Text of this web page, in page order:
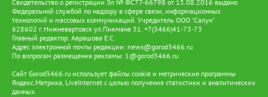
поддержки коренных народов — от образования и доступа к
услугам до развития традиционных промыслов и сохранения
культурного наследия. Именно такой подход позволяет
сочетать современные технологии с традиционным образом
жизни ханты и манси, давая им возможность жить и трудиться
на земле предков и вести традиционный образ жизни.
Свидетельство о регистрации Эл № ФС77-66798 от 15.08.2016 выдано
Федеральной службой по надзору в сфере связи, информационных
технологий и массовых коммуникаций. Учредитель ООО "Салун"
628602 г. Нижневартовск ул.Пикмана 31. +7(3466)41-73-73
Главный редактор: Аврашова Е.С.
Адрес электронной почты редакции: news@gorod3466.ru
По вопросам размещения рекламы: 1@gorod3466.ru
Сайт Gorod3466.ru использует файлы cookie и метрические программы
Яндекс.Метрика, LiveInternet с целью получения статистики и аналитических
данных.